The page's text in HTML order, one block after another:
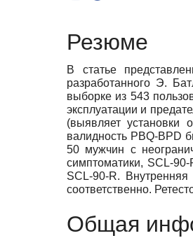
Резюме
В статье
разработанного Э.
выборке из 543
эксплуатации и
(выявляет установки
валидность PBQ-BPD
50 мужчин с
симптоматики, SCL-
SCL-90-R.
соответственно.
Общая